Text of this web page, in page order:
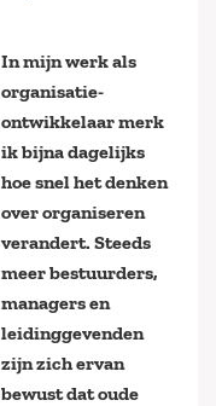
In mijn werk als
organisatie-
ontwikkelaar merk
ik bijna dagelijks
hoe snel het denken
over organiseren
verandert. Steeds
meer bestuurders,
managers en
leidinggevenden
zijn zich ervan
bewust dat oude